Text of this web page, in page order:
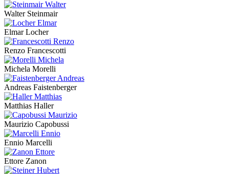
Walter Steinmair
Elmar Locher
Renzo Francescotti
Michela Morelli
Andreas Faistenberger
Matthias Haller
Maurizio Capobussi
Ennio Marcelli
Ettore Zanon